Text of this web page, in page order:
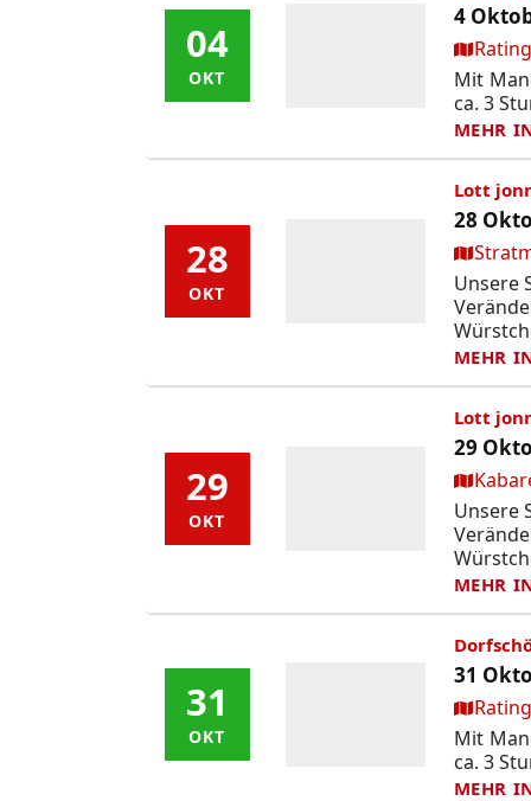
04
OKT
04
OKT
4
Ort:
Mit
ca. 3
MEHR
28
OKT
28
OKT
Lott
28
Ort:
Unsere
MEHR
29
OKT
29
OKT
Lott
29
Ort:
Unsere
MEHR
31
OKT
31
OKT
31
Ort:
Mit
ca. 3
MEHR